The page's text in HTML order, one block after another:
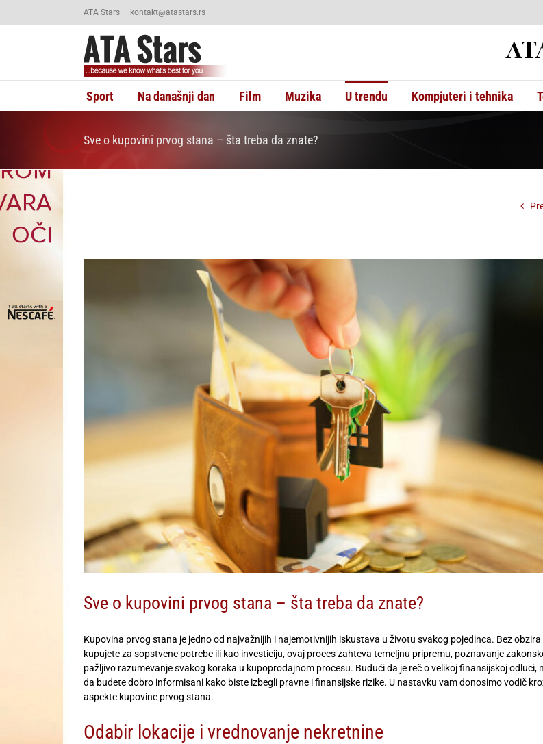
ATA Stars | kontakt@atastars.rs
Sport Na današnji dan Film Muzika U trendu Kompjuteri i tehnika
Sve o kupovini prvog stana – šta treba da znate?
Sve o kupovini prvog stana – šta treba da znate?
Kupovina prvog stana je jedno od najvažnijih i najemotivnijih iskustava u životu svakog pojedinca. Bez
kupujete za sopstvene potrebe ili kao investiciju, ovaj proces zahteva temeljnu pripremu, poznavanje
pažljivo razumevanje svakog koraka u kupoprodajnom procesu. Budući da je reč o velikoj finansijskoj odluci,
da budete dobro informisani kako biste izbegli pravne i finansijske rizike. U nastavku vam donosimo vodič
aspekte kupovine prvog stana.
Odabir lokacije i vrednovanje nekretnine